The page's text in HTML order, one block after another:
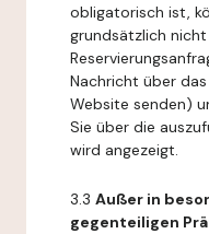
obligatorisch ist,
grundsätzlich nicht
Nachricht über
Website senden)
Sie über die
wird angezeigt.
3.3 Außer in
gegenteiligen